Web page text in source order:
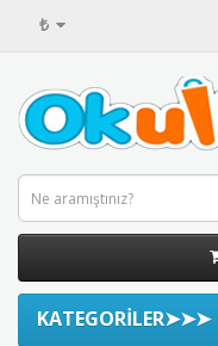
₺
KATEGORİLER➤➤➤